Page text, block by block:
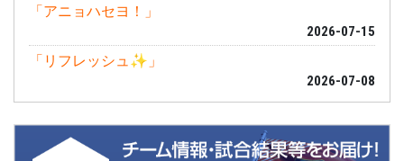
「アニョハセヨ！」
2026-07-15
「リフレッシュ✨」
2026-07-08